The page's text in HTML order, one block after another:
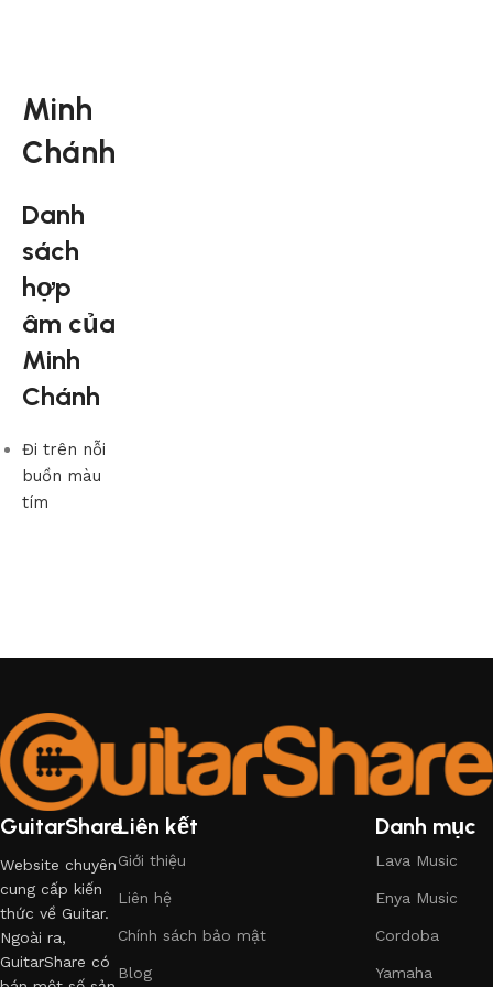
Minh
Chánh
Danh
sách
hợp
âm của
Minh
Chánh
Đi trên nỗi
buồn màu
tím
GuitarShare
Website chuyên
cung cấp kiến
thức về Guitar.
Ngoài ra,
GuitarShare có
Liên kết
Giới thiệu
Liên hệ
Chính sách bảo mật
Blog
Danh mục
Lava Music
Enya Music
Cordoba
Yamaha